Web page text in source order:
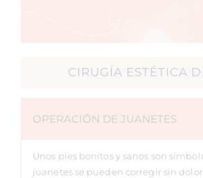
CIRUGÍA ESTÉTICA
OPERACIÓN DE JUANETES
Unos pies bonitos y sanos son
juanetes se pueden corregir sin